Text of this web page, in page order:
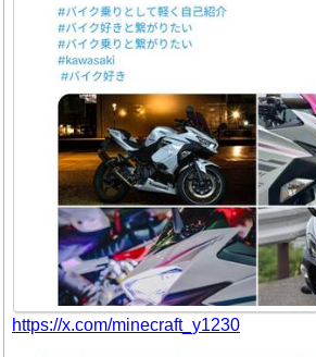
https://x.com/minecraft_y1230